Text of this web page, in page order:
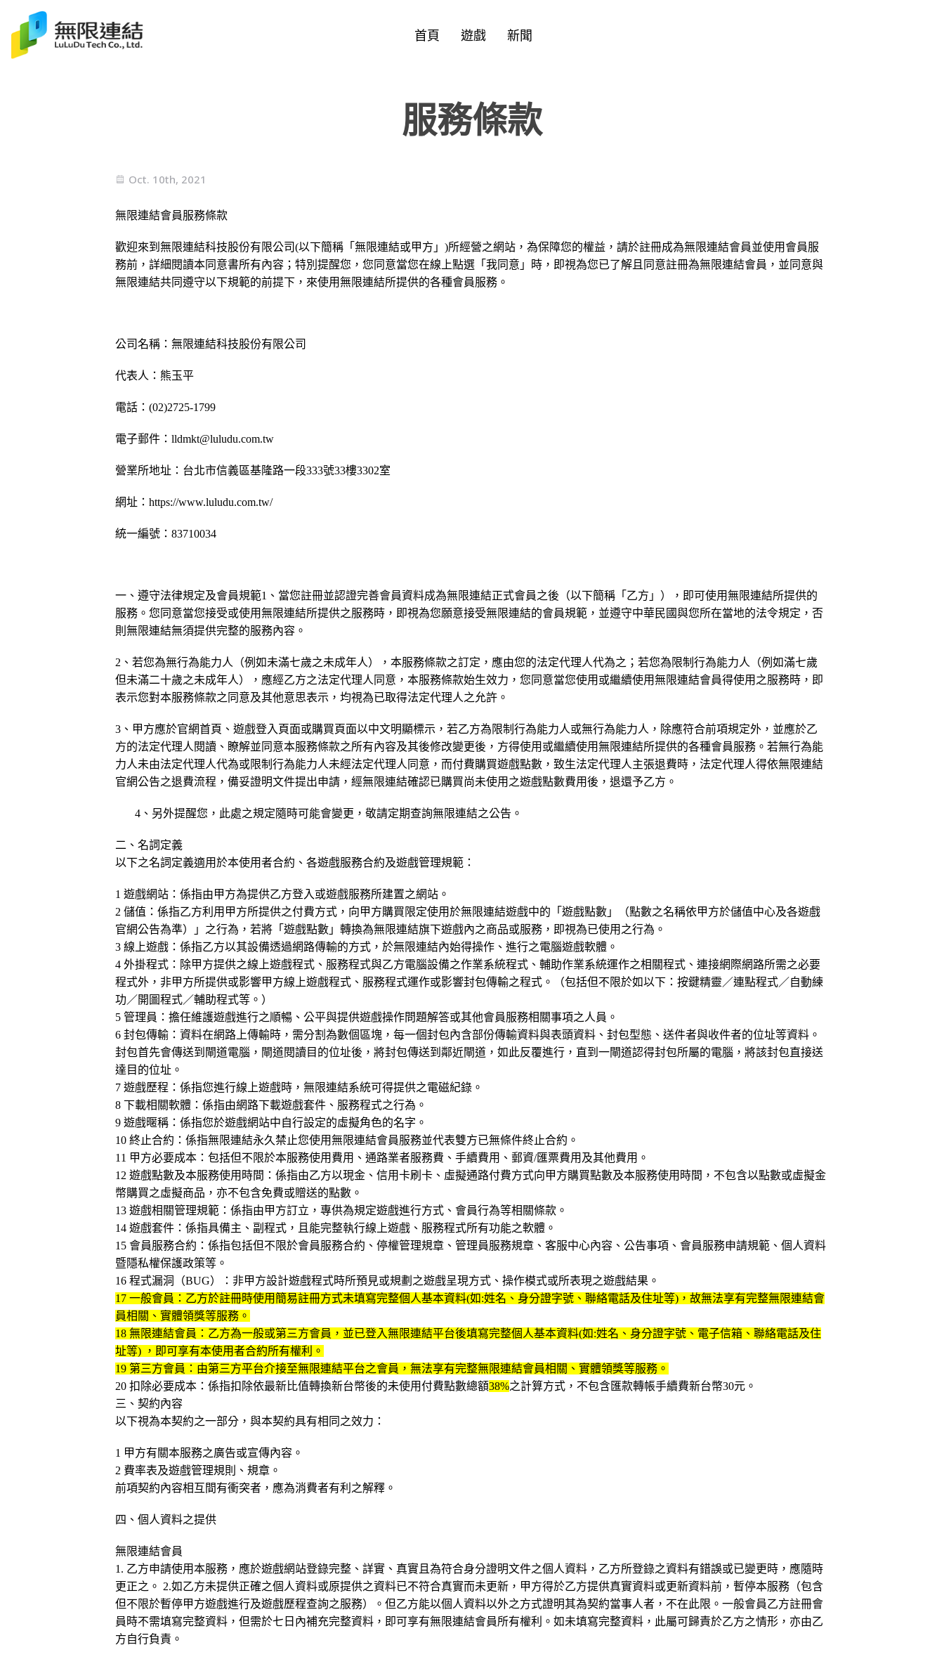
首頁 遊戲 新聞
首頁 遊戲 新聞
服務條款
Oct. 10th, 2021
無限連結會員服務條款
歡迎來到無限連結科技股份有限公司(以下簡稱「無限連結或甲方」)所經營之網站，為保障您的權益，請於註冊成為無限連結會員並使用會員服
務前，詳細閱讀本同意書所有內容；特別提醒您，您同意當您在線上點選「我同意」時，即視為您已了解且同意註冊為無限連結會員，並同意與
無限連結共同遵守以下規範的前提下，來使用無限連結所提供的各種會員服務。
公司名稱：無限連結科技股份有限公司
代表人：熊玉平
電話：(02)2725-1799
電子郵件：lldmkt@luludu.com.tw
營業所地址：台北市信義區基隆路一段333號33樓3302室
網址：https://www.luludu.com.tw/
統一編號：83710034
一、遵守法律規定及會員規範1、當您註冊並認證完善會員資料成為無限連結正式會員之後（以下簡稱「乙方」），即可使用無限連結所提供的
服務。您同意當您接受或使用無限連結所提供之服務時，即視為您願意接受無限連結的會員規範，並遵守中華民國與您所在當地的法令規定，否
則無限連結無須提供完整的服務內容。
2 、若您為無行為能力人（例如未滿七歲之未成年人），本服務條款之訂定，應由您的法定代理人代為之；若您為限制行為能力人（例如滿七歲
但未滿二十歲之未成年人），應經乙方之法定代理人同意，本服務條款始生效力，您同意當您使用或繼續使用無限連結會員得使用之服務時，即
表示您對本服務條款之同意及其他意思表示，均視為已取得法定代理人之允許。
3 、甲方應於官網首頁、遊戲登入頁面或購買頁面以中文明顯標示，若乙方為限制行為能力人或無行為能力人，除應符合前項規定外，並應於乙
方的法定代理人閱讀、瞭解並同意本服務條款之所有內容及其後修改變更後，方得使用或繼續使用無限連結所提供的各種會員服務。若無行為能
力人未由法定代理人代為或限制行為能力人未經法定代理人同意，而付費購買遊戲點數，致生法定代理人主張退費時，法定代理人得依無限連結
官網公告之退費流程 ，備妥證明文件提出申請，經無限連結確認已購買尚未使用之遊戲點數費用後，退還予乙方。
4 、另外提醒您，此處之規定隨時可能會變更，敬請定期查詢無限連結之公告。
二、名詞定義
以下之名詞定義適用於本使用者合約、各遊戲服務合約及遊戲管理規範：
1遊戲網站：係指由甲方為提供乙方登入或遊戲服務所建置之網站。
2 儲值：係指乙方利用甲方所提供之付費方式，向甲方購買限定使用於無限連結遊戲中的「遊戲點數」（點數之名稱依甲方於儲值中心及各遊戲
官網公告為準）」之行為，若將「遊戲點數」轉換為無限連結旗下遊戲內之商品或服務，即視為已使用之行為。
3 線上遊戲：係指乙方以其設備透過網路傳輸的方式，於無限連結內始得操作、進行之電腦遊戲軟體。
4 外掛程式：除甲方提供之線上遊戲程式、服務程式與乙方電腦設備之作業系統程式、輔助作業系統運作之相關程式、連接網際網路所需之必要
程式外，非甲方所提供或影響甲方線上遊戲程式、服務程式運作或影響封包傳輸之程式。（包括但不限於如以下：按鍵精靈／連點程式／自動練
功／開圖程式／輔助程式等。）
5 管理員：擔任維護遊戲進行之順暢、公平與提供遊戲操作問題解答或其他會員服務相關事項之人員。
6 封包傳輸：資料在網路上傳輸時，需分割為數個區塊，每一個封包內含部份傳輸資料與表頭資料、封包型態、送件者與收件者的位址等資料。
封包首先會傳送到閘道電腦，閘道閱讀目的位址後，將封包傳送到鄰近閘道，如此反覆進行，直到一閘道認得封包所屬的電腦，將該封包直接送
達目的位址。
7 遊戲歷程：係指您進行線上遊戲時，無限連結系統可得提供之電磁紀錄。
8 下載相關軟體：係指由網路下載遊戲套件、服務程式之行為。
9 遊戲暱稱：係指您於遊戲網站中自行設定的虛擬角色的名字。
10 終止合約：係指無限連結永久禁止您使用無限連結會員服務並代表雙方已無條件終止合約。
11 甲方必要成本：包括但不限於本服務使用費用、通路業者服務費、手續費用、郵資/匯票費用及其他費用。
12 遊戲點數及本服務使用時間：係指由乙方以現金、信用卡刷卡、虛擬通路付費方式向甲方購買點數及本服務使用時間，不包含以點數或虛擬金
幣購買之虛擬商品，亦不包含免費或贈送的點數。
13 遊戲相關管理規範：係指由甲方訂立，專供為規定遊戲進行方式、會員行為等相關條款。
14 遊戲套件：係指具備主、副程式，且能完整執行線上遊戲、服務程式所有功能之軟體。
15 會員服務合約：係指包括但不限於會員服務合約、停權管理規章、管理員服務規章、客服中心內容、公告事項、會員服務申請規範、個人資料
暨隱私權保護政策等。
16 程式漏洞（BUG）：非甲方設計遊戲程式時所預見或規劃之遊戲呈現方式、操作模式或所表現之遊戲結果。
17一般會員：乙方於註冊時使用簡易註冊方式未填寫完整個人基本資料(如:姓名、身分證字號、聯絡電話及住址等)，故無法享有完整無限連結會
員相關、實體領獎等服務。
18 無限連結會員：乙方為一般或第三方會員，並已登入無限連結平台後填寫完整個人基本資料(如:姓名、身分證字號、電子信箱、聯絡電話及住
址等) ，即可享有本使用者合約所有權利。
19 第三方會員：由第三方平台介接至無限連結平台之會員，無法享有完整無限連結會員相關、實體領獎等服務。
20 扣除必要成本：係指扣除依最新比值轉換新台幣後的未使用付費點數總額38%之計算方式，不包含匯款轉帳手續費新台幣30元。
三、契約內容
以下視為本契約之一部分，與本契約具有相同之效力：
1 甲方有關本服務之廣告或宣傳內容。
2 費率表及遊戲管理規則、規章。
前項契約內容相互間有衝突者，應為消費者有利之解釋。
四、個人資料之提供
無限連結會員
1. 乙方申請使用本服務，應於遊戲網站登錄完整、詳實、真實且為符合身分證明文件之個人資料，乙方所登錄之資料有錯誤或已變更時，應隨時
更正之。 2.如乙方未提供正確之個人資料或原提供之資料已不符合真實而未更新，甲方得於乙方提供真實資料或更新資料前，暫停本服務（包含
但不限於暫停甲方遊戲進行及遊戲歷程查詢之服務）。但乙方能以個人資料以外之方式證明其為契約當事人者，不在此限。一般會員乙方註冊會
員時不需填寫完整資料，但需於七日內補充完整資料，即可享有無限連結會員所有權利。如未填寫完整資料，此屬可歸責於乙方之情形，亦由乙
方自行負責。